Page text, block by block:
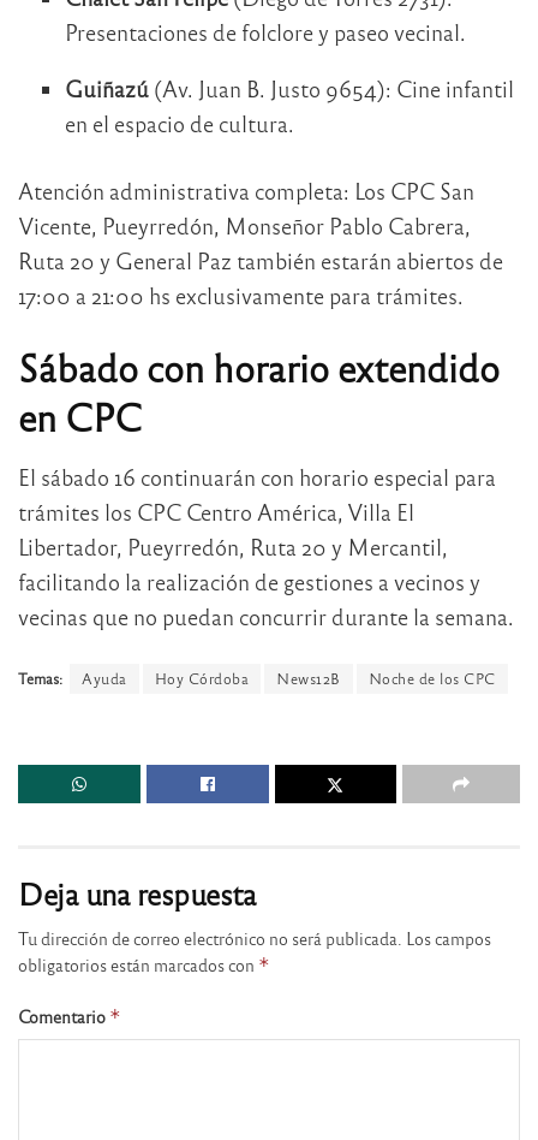
Presentaciones de folclore y paseo vecinal.
Guiñazú (Av. Juan B. Justo 9654): Cine infantil
en el espacio de cultura.
Atención administrativa completa: Los CPC San
Vicente, Pueyrredón, Monseñor Pablo Cabrera,
Ruta 20 y General Paz también estarán abiertos de
17:00 a 21:00 hs exclusivamente para trámites.
Sábado con horario extendido
en CPC
El sábado 16 continuarán con horario especial para
trámites los CPC Centro América, Villa El
Libertador, Pueyrredón, Ruta 20 y Mercantil,
facilitando la realización de gestiones a vecinos y
vecinas que no puedan concurrir durante la semana.
Temas: Ayuda Hoy Córdoba News12B Noche de los CPC
Deja una respuesta
Tu dirección de correo electrónico no será publicada. Los campos
obligatorios están marcados con *
Comentario *